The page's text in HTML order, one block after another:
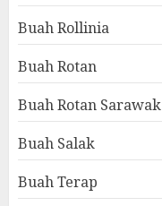
Buah Rollinia
Buah Rotan
Buah Rotan Sarawak
Buah Salak
Buah Terap